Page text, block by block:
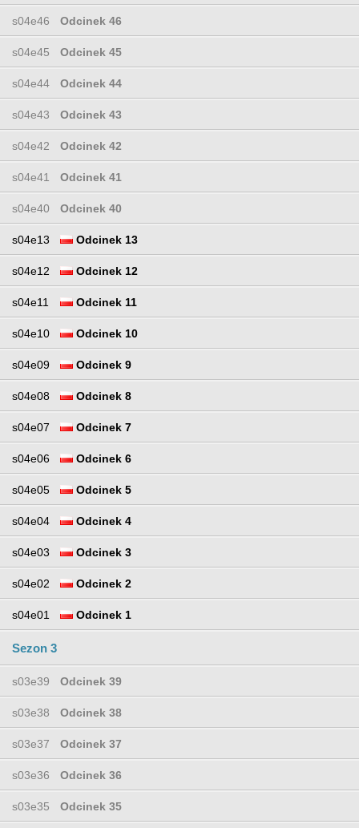
s04e46 Odcinek 46
s04e45 Odcinek 45
s04e44 Odcinek 44
s04e43 Odcinek 43
s04e42 Odcinek 42
s04e41 Odcinek 41
s04e40 Odcinek 40
s04e13 Odcinek 13
s04e12 Odcinek 12
s04e11 Odcinek 11
s04e10 Odcinek 10
s04e09 Odcinek 9
s04e08 Odcinek 8
s04e07 Odcinek 7
s04e06 Odcinek 6
s04e05 Odcinek 5
s04e04 Odcinek 4
s04e03 Odcinek 3
s04e02 Odcinek 2
s04e01 Odcinek 1
Sezon 3
s03e39 Odcinek 39
s03e38 Odcinek 38
s03e37 Odcinek 37
s03e36 Odcinek 36
s03e35 Odcinek 35